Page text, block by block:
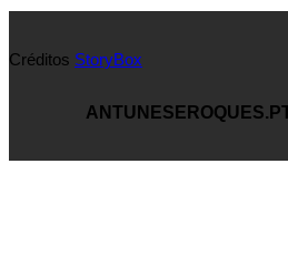
Créditos StoryBox